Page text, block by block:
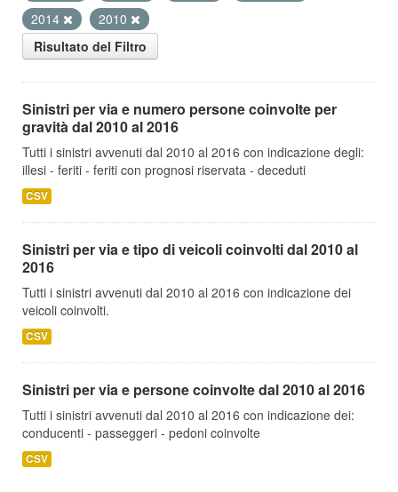
2014
2010
Risultato del Filtro
Sinistri per via e numero persone coinvolte per
gravità dal 2010 al 2016
Tutti i sinistri avvenuti dal 2010 al 2016 con indicazione degli:
illesi - feriti - feriti con prognosi riservata - deceduti
CSV
Sinistri per via e tipo di veicoli coinvolti dal 2010 al
2016
Tutti i sinistri avvenuti dal 2010 al 2016 con indicazione dei
veicoli coinvolti.
CSV
Sinistri per via e persone coinvolte dal 2010 al 2016
Tutti i sinistri avvenuti dal 2010 al 2016 con indicazione dei:
conducenti - passeggeri - pedoni coinvolte
CSV